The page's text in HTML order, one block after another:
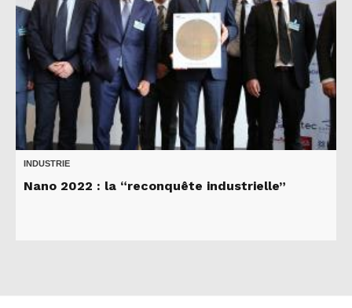
INDUSTRIE
Nano 2022 : la “reconquête industrielle”